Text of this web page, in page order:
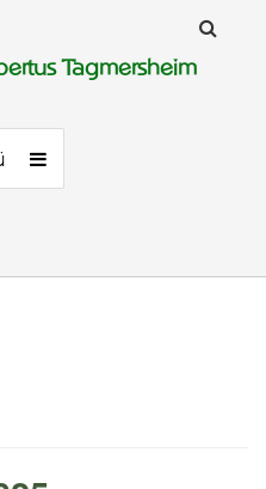
Tagmersheim